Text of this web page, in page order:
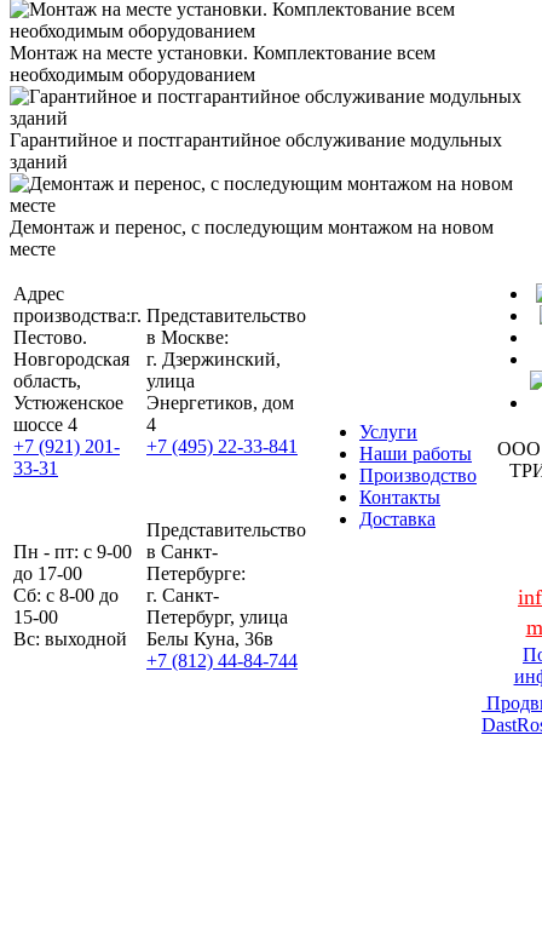
Монтаж на месте установки. Комплектование всем
необходимым оборудованием
Гарантийное и постгарантийное обслуживание модульных
зданий
Демонтаж и перенос, с последующим монтажом на новом
месте
Адрес
производства:г.
Пестово.
Новгородская
область,
Устюженское
шоссе 4
+7 (921) 201-
33-31
Представительство
в Москве:
г. Дзержинский,
улица
Энергетиков, дом
4
+7 (495) 22-33-841
Услуги
Наши работы
Производство
Контакты
Доставка
ООО
Пн - пт: с 9-00
до 17-00
Сб: с 8-00 до
15-00
Вс: выходной
Представительство
в Санкт-
Петербурге:
г. Санкт-
Петербург, улица
Белы Куна, 36в
+7 (812) 44-84-744